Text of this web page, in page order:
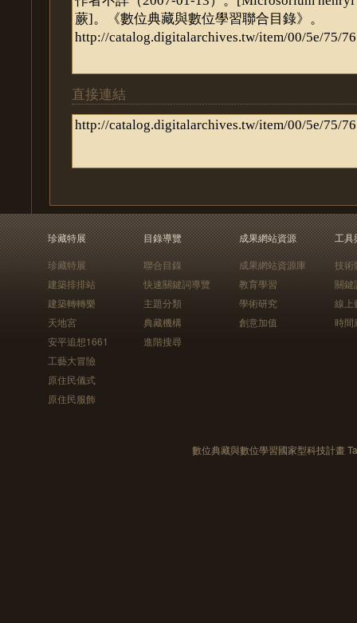
直接連結
珍藏特展
珍藏特展
建築排排站
建築轉轉樂
天地宮
安平追想1661
工藝大冒險
原住民儀式
原住民服飾
目錄導覽
聯合目錄
快速關鍵詞導覽
主題分類
典藏機構
進階搜尋
成果網站資源
成果網站資源庫
教育學習
學術研究
創意加值
工具
技術
關鍵
線上
時間
數位典藏與數位學習國家型科技計畫